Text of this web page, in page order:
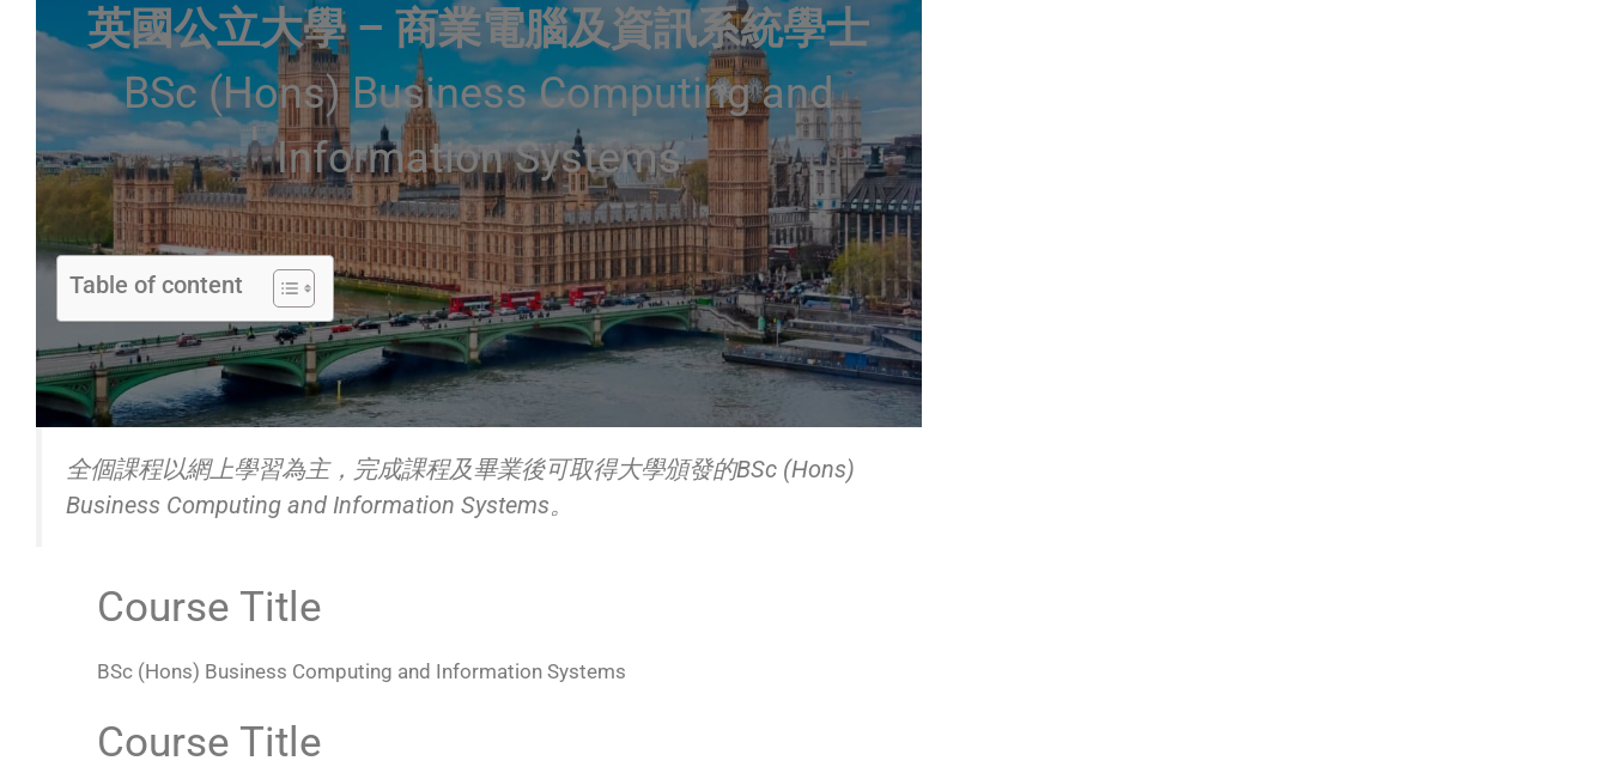
英國公立大學 – 商業電腦及資訊系統學士
BSc (Hons) Business Computing and
Information Systems
Table of content
全個課程以網上學習為主，完成課程及畢業後可取得大學頒發的BSc (Hons)
Business Computing and Information Systems。
Course Title
BSc (Hons) Business Computing and Information Systems
Course Title